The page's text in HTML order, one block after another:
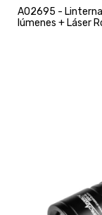
A02695 -
lúmenes + Láser